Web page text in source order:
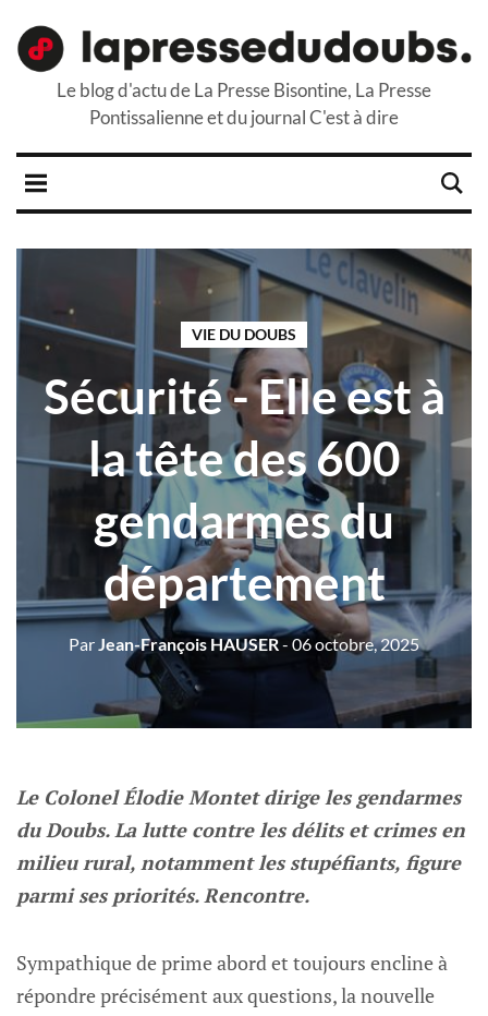
Le blog d'actu de La Presse Bisontine, La Presse
Pontissalienne et du journal C'est à dire
VIE DU DOUBS
Sécurité - Elle est à
la tête des 600
gendarmes du
département
Par Jean-François HAUSER- 06 octobre, 2025
Le Colonel Élodie Montet dirige les gendarmes
du Doubs. La lutte contre les délits et crimes en
milieu rural, notamment les stupéfiants, figure
parmi ses priorités. Rencontre.
Sympathique de prime abord et toujours encline à
répondre précisément aux questions, la nouvelle